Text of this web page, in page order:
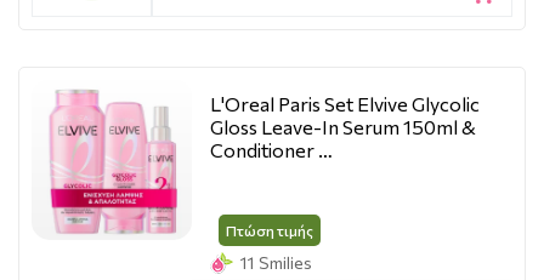
L'Oreal Paris Set Elvive Glycolic
Gloss Leave-In Serum 150ml &
Conditioner …
Πτώση τιμής
11 Smilies